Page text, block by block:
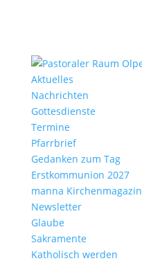
Aktu­elles
Nach­richten
Gottes­dienste
Termine
Pfarr­brief
Gedanken zum Tag
Erst­kom­mu­nion 2027
manna Kirchen­ma­gazin
News­letter
Glaube
Sakra­mente
Katho­lisch werden